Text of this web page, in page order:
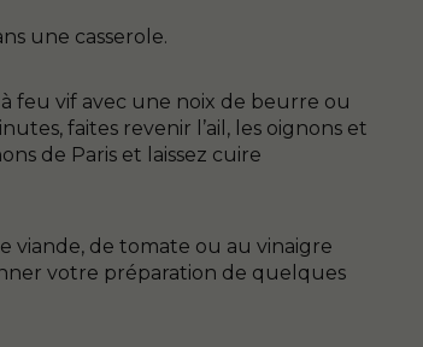
une casserole.
feu vif avec une noix de beurre ou
faites revenir l’ail, les oignons et
de Paris et laissez cuire
de tomate ou au vinaigre
votre préparation de quelques